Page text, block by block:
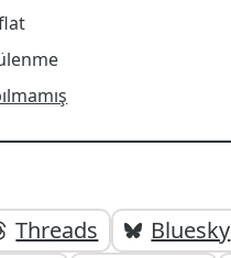
Threads
Bluesky